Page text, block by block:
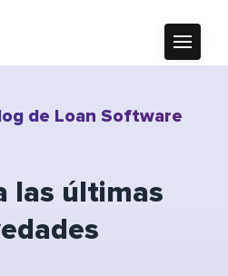
de Loan Software
las últimas